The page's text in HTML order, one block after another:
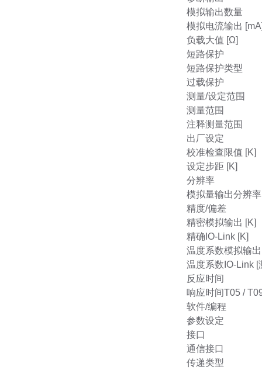
模拟输出数量
模拟电流输出
负载大值 [Ω]
短路保护
短路保护类型
过载保护
测量/设定范围
测量范围
注释测量范围
出厂设定
校准检查限值 [K]
设定步距 [K]
分辨率
模拟量输出分辨
精度/偏差
精密模拟输出 [K]
精确IO-Link [K]
温度系数模拟输
温度系数IO-Link [
反应时间
响应时间T05 /
软件/编程
参数设定
接口
通信接口
传递类型